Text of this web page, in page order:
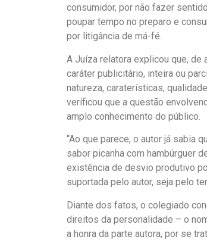
consumidor, por não fazer
poupar tempo no preparo e
por litigância de má-fé.
A Juíza relatora explicou que, de
caráter publicitário, inteira ou
natureza, caraterísticas,
verificou que a questão
amplo conhecimento do público.
“Ao que parece, o autor já sabia
sabor picanha com hambúrguer
existência de desvio produtivo
suportada pelo autor, seja pelo
Diante dos fatos, o colegiado
direitos da personalidade – o
a honra da parte autora, por se